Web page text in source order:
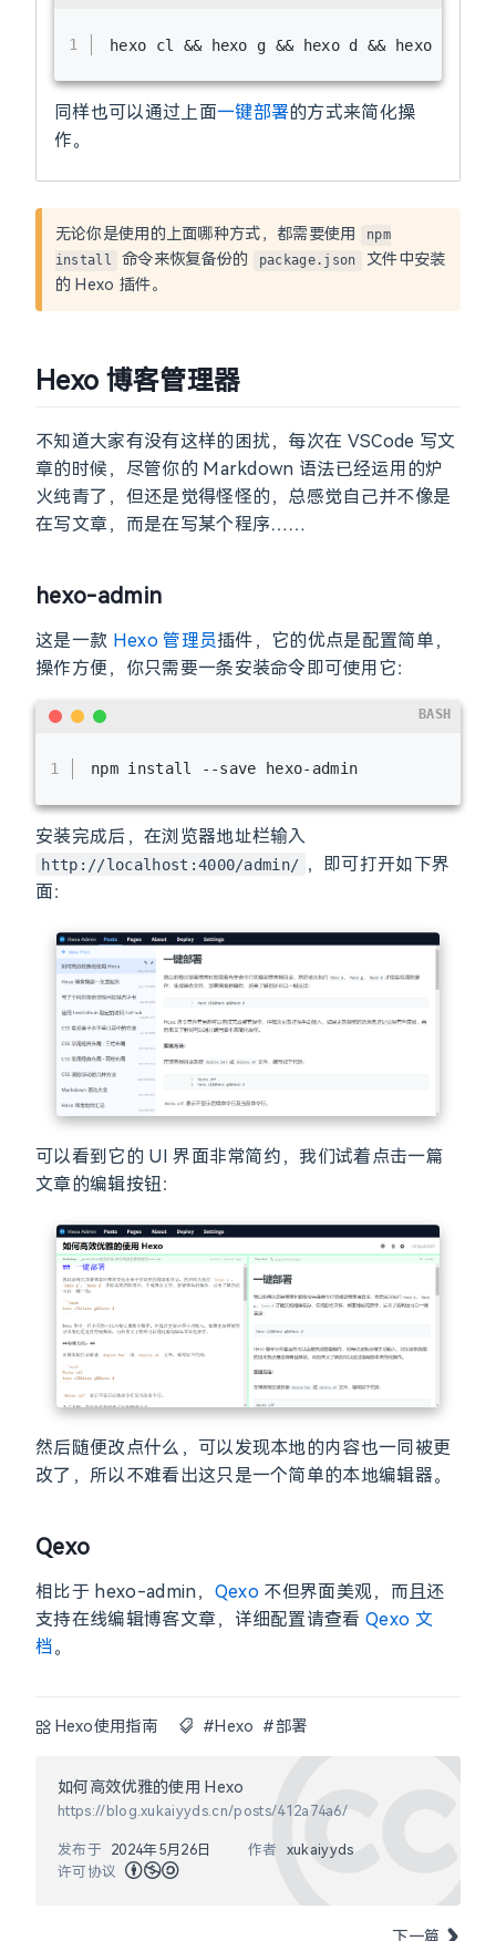
1 hexo cl && hexo g && hexo d && hexo b
同样也可以通过上面一键部署的方式来简化操
作。
无论你是使用的上面哪种方式，都需要使用
npm
install
命令来恢复备份的 package.json
文件中安装
的 Hexo 插件。
Hexo 博客管理器
不知道大家有没有这样的困扰，每次在 VSCode 写文
章的时候，尽管你的 Markdown 语法已经运用的炉
火纯青了，但还是觉得怪怪的，总感觉自己并不像是
在写文章，而是在写某个程序……
hexo-admin
这是一款 Hexo 管理员插件，它的优点是配置简单，
操作方便，你只需要一条安装命令即可使用它：
1 npm install --save hexo-admin
BASH
安装完成后，在浏览器地址栏输入
http://localhost:4000/admin/ ，即可打开如下界
面：
可以看到它的 UI 界面非常简约，我们试着点击一篇
文章的编辑按钮：
然后随便改点什么，可以发现本地的内容也一同被更
改了，所以不难看出这只是一个简单的本地编辑器。
Qexo
相比于 hexo-admin， Qexo 不但界面美观，而且还
支持在线编辑博客文章，详细配置请查看Qexo 文
档。
Hexo使用指南 #Hexo #部署
如何高效优雅的使用 Hexo
https://blog.xukaiyyds.cn/posts/412a74a6/
作者 xukaiyyds
发布于
2024年5月26日
许可协议
下一篇